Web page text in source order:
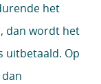
het
dan wordt het
uitbetaald. Op